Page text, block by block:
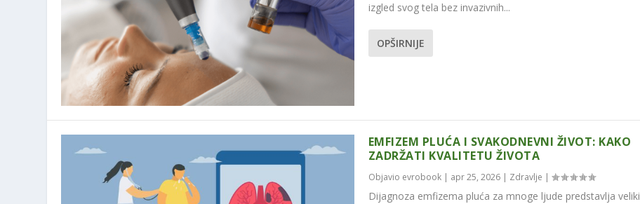
izgled svog tela bez invazivnih...
OPŠIRNIJE
EMFIZEM PLUĆA I SVAKODNEVNI ŽIVOT: KAKO
ZADRŽATI KVALITETU ŽIVOTA
Objavio evrobook| apr 25, 2026| Zdravlje |
Dijagnoza emfizema pluća za mnoge ljude predstavlja veliki